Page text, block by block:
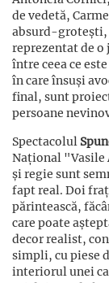
de vedetă,
absurd-grotești,
reprezentat de
între ceea ce
în care însuși
final, sunt
persoane
Spectacolul
Național "Vasile
și regie sunt
fapt real. Doi
părintească,
care poate
decor realist,
simpli, cu piese
interiorul unei